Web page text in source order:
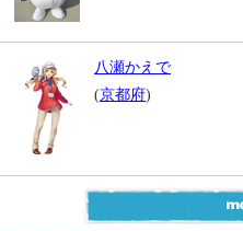
八瀬かえで
(京都府)